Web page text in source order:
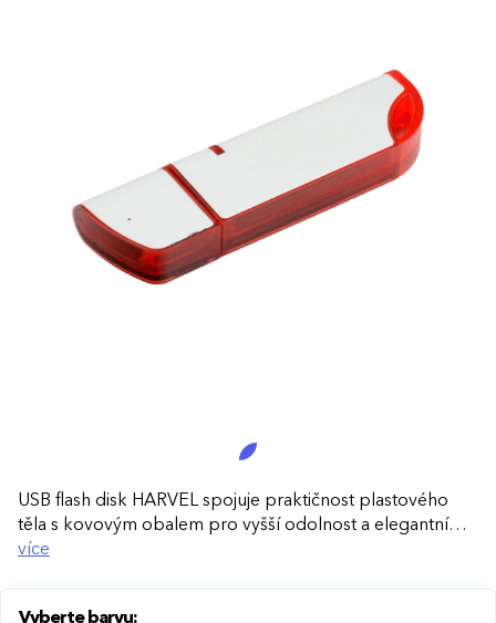
USB flash disk HARVEL spojuje praktičnost plastového
těla s kovovým obalem pro vyšší odolnost a elegantní
vzhled. Skvělá volba pro každodenní použití i jako
více
Vyberte barvu: